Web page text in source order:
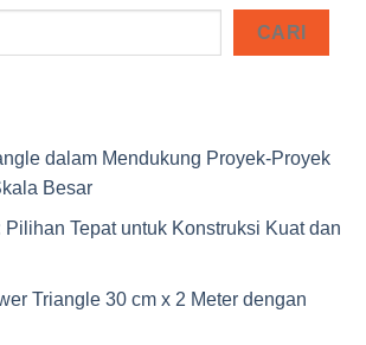
CARI
dalam Mendukung Proyek-Proyek
Besar
Pilihan Tepat untuk Konstruksi Kuat dan
Triangle 30 cm x 2 Meter dengan